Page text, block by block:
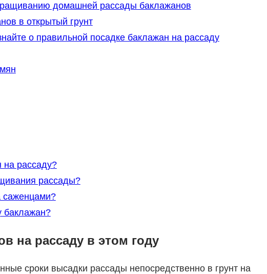
домашней рассады баклажанов
в открытый грунт
о правильной посадке баклажан на рассаду
на рассаду?
рассады?
саженцами?
баклажан?
на рассаду в этом году
сроки высадки рассады непосредственно в грунт на